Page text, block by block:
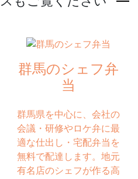
群馬のシェフ弁
当
群馬県を中心に、会社の
会議・研修やロケ弁に最
適な仕出し・宅配弁当を
無料で配達します。地元
有名店のシェフが作る高